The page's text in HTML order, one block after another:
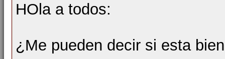
HOla a todos:
¿Me pueden decir si esta